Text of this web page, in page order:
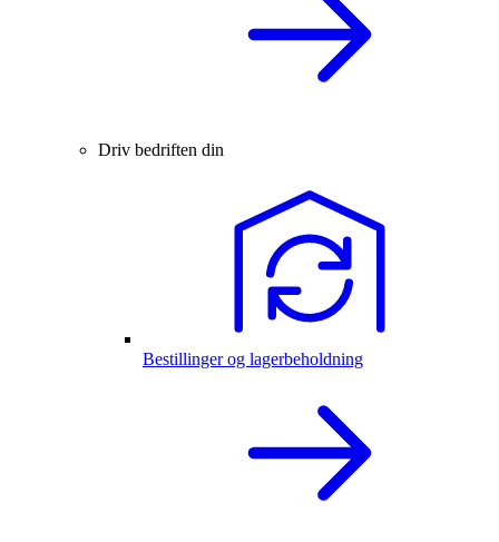
Driv bedriften din
Bestillinger og lagerbeholdning